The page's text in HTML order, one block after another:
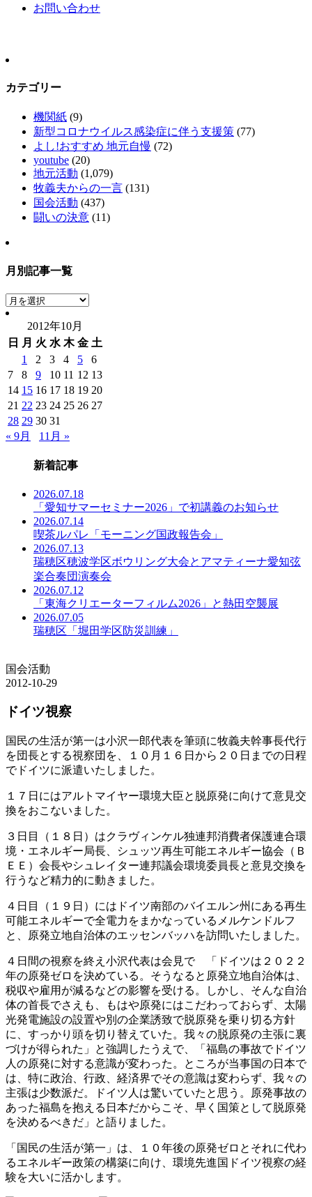
お問い合わせ
カテゴリー
機関紙 (9)
新型コロナウイルス感染症に伴う支援策 (77)
よし!おすすめ 地元自慢 (72)
youtube (20)
地元活動 (1,079)
牧義夫からの一言 (131)
国会活動 (437)
闘いの決意 (11)
月別記事一覧
月
別
事
覧
2012年10月
日
月 火 水 木 金 土
1
2 3 4 5
6
7
8 9 10 11 12 13
14 15 16 17 18 19 20
21 22 23 24 25 26 27
28 29 30 31
« 9月
11月 »
新着記事
2026.07.18
「愛知サマーセミナー2026」で初講義のお知らせ
2026.07.14
喫茶ルパレ「モーニング国政報告会」
2026.07.13
瑞穂区穂波学区ボウリング大会とアマティーナ愛知弦
楽合奏団演奏会
2026.07.12
「東海クリエーターフィルム2026」と熱田空襲展
2026.07.05
瑞穂区「堀田学区防災訓練」
国会活動
2012-10-29
ドイツ視察
国民の生活が第一は小沢一郎代表を筆頭に牧義夫幹事長代行
を団長とする視察団を、１０月１６日から２０日までの日程
でドイツに派遣いたしました。
１７日にはアルトマイヤー環境大臣と脱原発に向けて意見交
換をおこないました。
３日目（１８日）はクラヴィンケル独連邦消費者保護連合環
境・エネルギー局長、シュッツ再生可能エネルギー協会（Ｂ
ＥＥ）会長やシュレイター連邦議会環境委員長と意見交換を
行うなど精力的に動きました。
４日目（１９日）にはドイツ南部のバイエルン州にある再生
可能エネルギーで全電力をまかなっているメルケンドルフ
と、原発立地自治体のエッセンバッハを訪問いたしました。
４日間の視察を終え小沢代表は会見で 「ドイツは２０２２
年の原発ゼロを決めている。そうなると原発立地自治体は、
税収や雇用が減るなどの影響を受ける。しかし、そんな自治
体の首長でさえも、もはや原発にはこだわっておらず、太陽
光発電施設の設置や別の企業誘致で脱原発を乗り切る方針
に、すっかり頭を切り替えていた。我々の脱原発の主張に裏
づけが得られた」と強調したうえで、「福島の事故でドイツ
人の原発に対する意識が変わった。ところが当事国の日本で
は、特に政治、行政、経済界でその意識は変わらず、我々の
主張は少数派だ。ドイツ人は驚いていたと思う。原発事故の
あった福島を抱える日本だからこそ、早く国策として脱原発
を決めるべきだ」と語りました。
「国民の生活が第一」は、１０年後の原発ゼロとそれに代わ
るエネルギー政策の構築に向け、環境先進国ドイツ視察の経
験を大いに活かします。